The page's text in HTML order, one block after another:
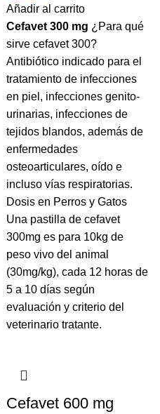
Añadir al carrito
Cefavet 300 mg ¿Para qué
sirve cefavet 300?
Antibiótico indicado para el
tratamiento de infecciones
en piel, infecciones genito-
urinarias, infecciones de
tejidos blandos, además de
enfermedades
osteoarticulares, oído e
incluso vías respiratorias.
Dosis en Perros y Gatos
Una pastilla de cefavet
300mg es para 10kg de
peso vivo del animal
(30mg/kg), cada 12 horas de
5 a 10 días según
evaluación y criterio del
veterinario tratante.
Cefavet 600 mg